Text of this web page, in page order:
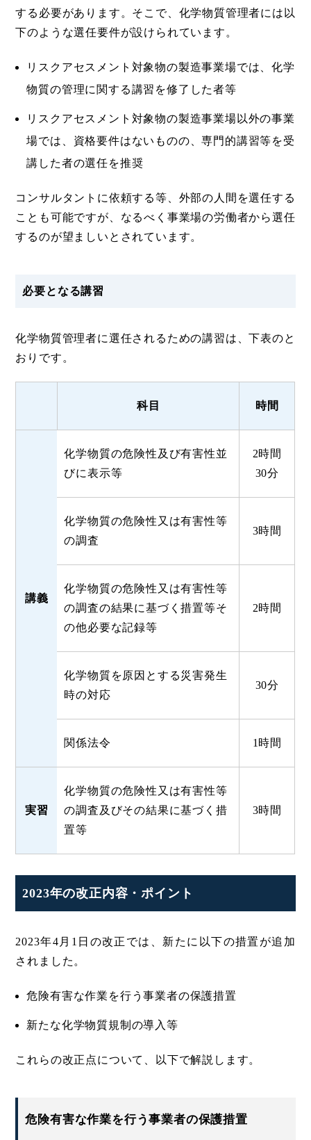
する必要があります。そこで、化学物質管理者には以
下のような選任要件が設けられています。
リスクアセスメント対象物の製造事業場では、化学
物質の管理に関する講習を修了した者等
リスクアセスメント対象物の製造事業場以外の事業
場では、資格要件はないものの、専門的講習等を受
講した者の選任を推奨
コンサルタントに依頼する等、外部の人間を選任する
ことも可能ですが、なるべく事業場の労働者から選任
するのが望ましいとされています。
必要となる講習
化学物質管理者に選任されるための講習は、下表のと
おりです。
科目 時間
講義
化学物質の危険性及び有害性並
びに表示等
2時間
30分
化学物質の危険性又は有害性等
の調査
3時間
化学物質の危険性又は有害性等
の調査の結果に基づく措置等そ
の他必要な記録等
2時間
化学物質を原因とする災害発生
時の対応
30分
関係法令 1時間
実習
化学物質の危険性又は有害性等
の調査及びその結果に基づく措
置等
3時間
2023年の改正内容・ポイント
2023年4月1日の改正では、新たに以下の措置が追加
されました。
危険有害な作業を行う事業者の保護措置
新たな化学物質規制の導入等
これらの改正点について、以下で解説します。
危険有害な作業を行う事業者の保護措置